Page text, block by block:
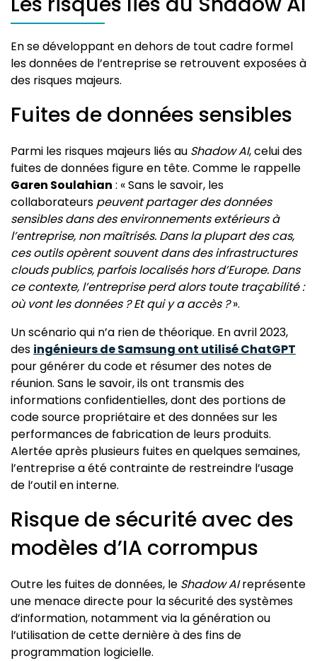
En se développant en dehors de tout cadre formel
les données de l’entreprise se retrouvent exposées à
des risques majeurs.
Fuites de données sensibles
Parmi les risques majeurs liés au Shadow AI, celui des
fuites de données figure en tête. Comme le rappelle
Garen Soulahian : « Sans le savoir, les
collaborateurs peuvent partager des données
sensibles dans des environnements extérieurs à
l’entreprise, non maîtrisés. Dans la plupart des cas,
ces outils opèrent souvent dans des infrastructures
clouds publics, parfois localisés hors d’Europe. Dans
ce contexte, l’entreprise perd alors toute traçabilité :
où vont les données ? Et qui y a accès ?».
Un scénario qui n’a rien de théorique. En avril 2023,
des ingénieurs de Samsung ont utilisé ChatGPT
pour générer du code et résumer des notes de
réunion. Sans le savoir, ils ont transmis des
informations confidentielles, dont des portions de
code source propriétaire et des données sur les
performances de fabrication de leurs produits.
Alertée après plusieurs fuites en quelques semaines,
l’entreprise a été contrainte de restreindre l’usage
de l’outil en interne.
Risque de sécurité avec des
modèles d’IA corrompus
Outre les fuites de données, le Shadow AIreprésente
une menace directe pour la sécurité des systèmes
d’information, notamment via la génération ou
l’utilisation de cette dernière à des fins de
programmation logicielle.